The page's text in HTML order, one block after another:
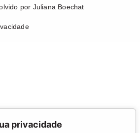
privacidade
por Juliana Boechat